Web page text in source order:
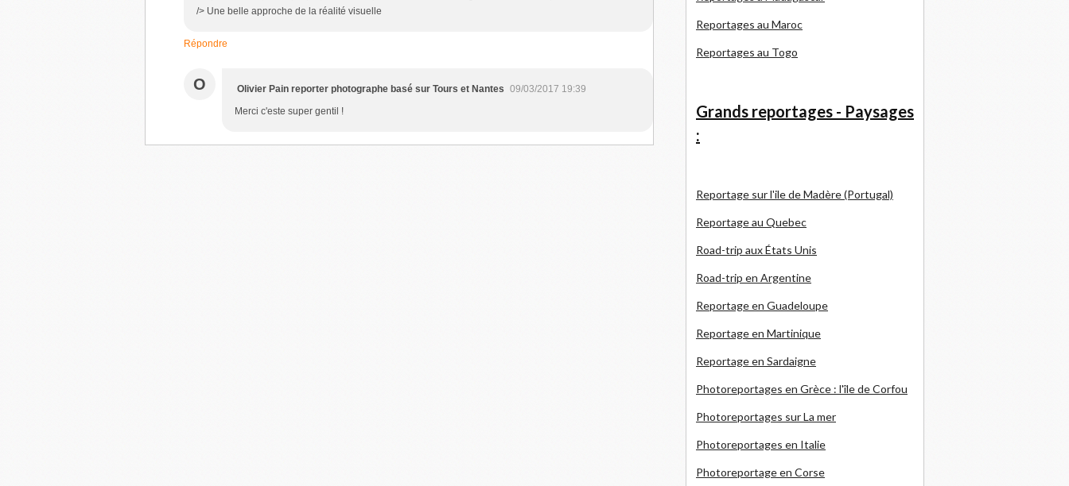
/> Une belle approche de la réalité visuelle
Répondre
O Olivier Pain reporter photographe basé sur Tours et Nantes 09/03/2017 19:39
Merci c'este super gentil !
Reportages au Maroc
Reportages au Togo
Grands reportages - Paysages
:
Reportage sur l'ile de Madère (Portugal)
Reportage au Quebec
Road-trip aux États Unis
Road-trip en Argentine
Reportage en Guadeloupe
Reportage en Martinique
Reportage en Sardaigne
Photoreportages en Grèce : l'île de Corfou
Photoreportages sur La mer
Photoreportages en Italie
Photoreportage en Corse